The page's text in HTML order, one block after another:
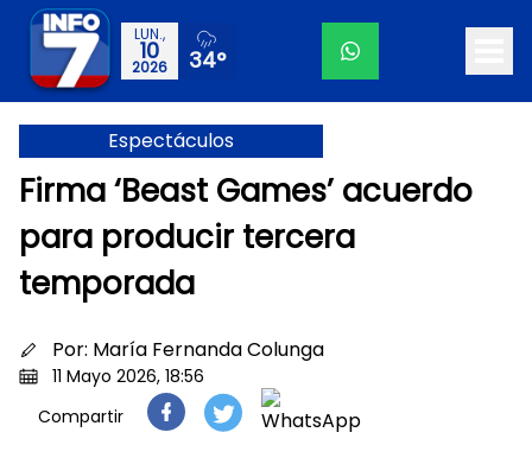
LUN.,
10
2026 34°
Espectáculos
Firma ‘Beast Games’ acuerdo
para producir tercera
temporada
Por: María Fernanda Colunga
11 Mayo 2026, 18:56
Compartir